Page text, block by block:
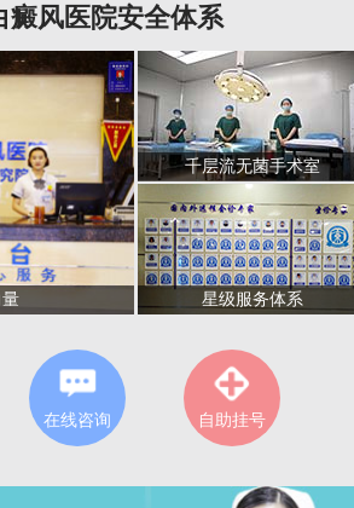
癜风医院安全体系
千层流无菌手术室
星级服务体系
在线咨询 自助挂号